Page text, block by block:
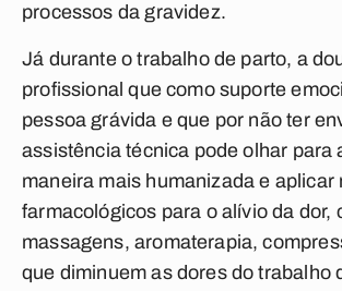
processos da gravidez.
Já durante o trabalho de parto, a
profissional que como suporte
pessoa grávida e que por não ter
assistência técnica pode olhar para
maneira mais humanizada e aplicar
farmacológicos para o alívio da dor,
massagens, aromaterapia,
que diminuem as dores do trabalho